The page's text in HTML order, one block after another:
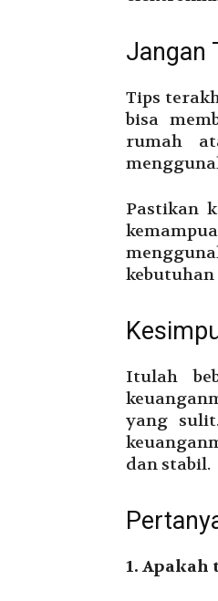
Jangan
Tips
bisa
rumah
Pastikan
kebutuhan
Itulah
yang
dan stabil.
1. Apakah